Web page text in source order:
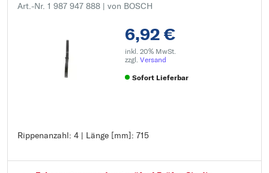
Art.-Nr. 1 987 947 888 | von BOSCH
6,92 €
inkl. 20% MwSt.
zzgl. Versand
Sofort Lieferbar
Rippenanzahl: 4 | Länge [mm]: 715
Rippenanzahl: 4